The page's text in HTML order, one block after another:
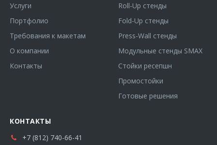
Услуги
Портфолио
Требования к макетам
О компании
Контакты
Roll-Up стенды
Fold-Up стенды
Press-Wall стенды
Модульные стенды SMAX
Стойки ресепшн
Промостойки
Готовые решения
КОНТАКТЫ
+7 (812) 740-66-41